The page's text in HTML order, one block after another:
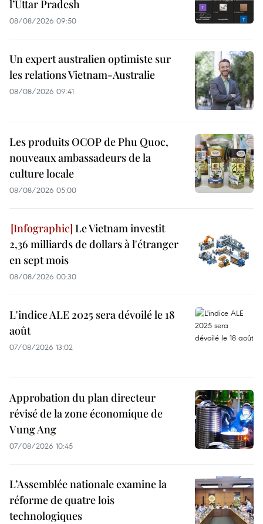
l’Uttar Pradesh
08/08/2026 09:50
Un expert australien optimiste sur
les relations Vietnam-Australie
08/08/2026 09:41
Les produits OCOP de Phu Quoc,
nouveaux ambassadeurs de la
culture locale
08/08/2026 05:00
Le Vietnam investit
2,36 milliards de dollars à l'étranger
en sept mois
08/08/2026 00:30
L'indice ALE 2025 sera dévoilé le 18
août
07/08/2026 13:02
Approbation du plan directeur
révisé de la zone économique de
Vung Ang
07/08/2026 10:45
L’Assemblée nationale examine la
réforme de quatre lois
technologiques